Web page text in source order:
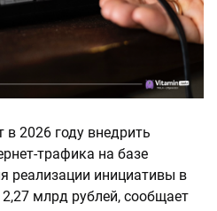
2026 году внедрить
трафика на базе
реализации инициативы в
млрд рублей, сообщает